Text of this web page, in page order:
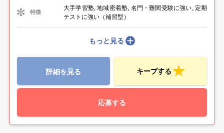
特徴
大手学習塾, 地域密着塾, 名門・難関受験に強い, 定期
テストに強い（補習型）
もっと見る
詳細を見る キープする
応募する